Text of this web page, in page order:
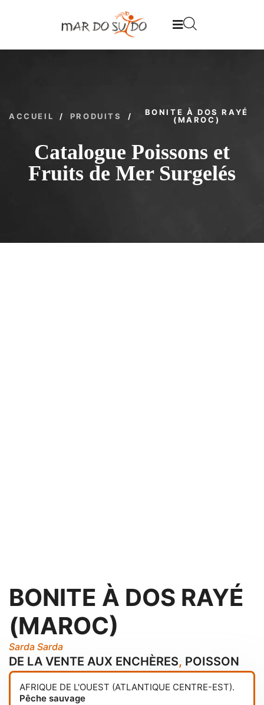
ACCUEIL / PRODUITS /
BONITE À DOS RAYÉ
(MAROC)
Catalogue Poissons et
Fruits de Mer Surgelés
BONITE À DOS RAYÉ
(MAROC)
Sarda Sarda
DE LA VENTE AUX ENCHÈRES, POISSON
AFRIQUE DE L'OUEST (ATLANTIQUE CENTRE-EST).
Pêche sauvage